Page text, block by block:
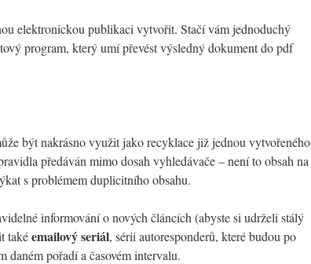
elektronickou publikaci vytvořit. Stačí vám jednoduchý
program, který umí převést výsledný dokument do pdf
být nakrásno využit jako recyklace již jednou vytvořeného
předáván mimo dosah vyhledávače – není to obsah na
s problémem duplicitního obsahu.
informování o nových článcích (abyste si udrželi stálý
takéemailový seriál, sérii autoresponderů, které budou po
daném pořadí a časovém intervalu.